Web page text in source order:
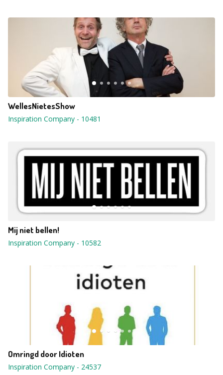
WellesNietesShow
Inspiration Company - 10481
Mij niet bellen!
Inspiration Company - 10582
Omringd door Idioten
Inspiration Company - 24537